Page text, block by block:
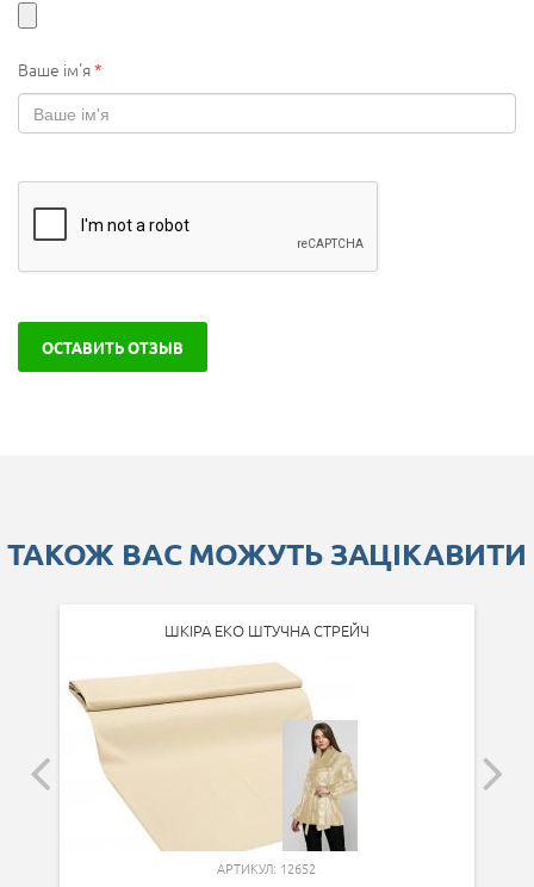
Ваше ім'я*
ОСТАВИТЬ ОТЗЫВ
ТАКОЖ ВАС МОЖУТЬ ЗАЦІКАВИТИ
ШКІРА ЕКО ШТУЧНА СТРЕЙЧ
АРТИКУЛ: 12652